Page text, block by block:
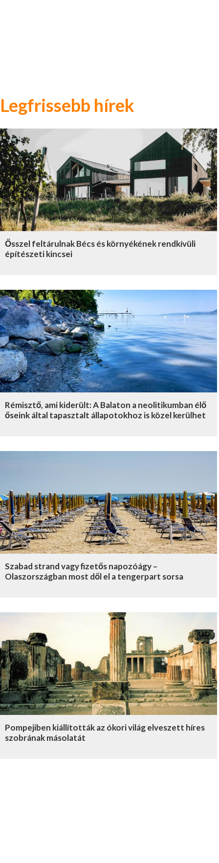
Legfrissebb hírek
Ősszel feltárulnak Bécs és környékének rendkívüli
építészeti kincsei
Rémisztő, ami kiderült: A Balaton a neolitikumban élő
őseink által tapasztalt állapotokhoz is közel kerülhet
Szabad strand vagy fizetős napozóágy –
Olaszországban most dől el a tengerpart sorsa
Pompejiben kiállították az ókori világ elveszett híres
szobrának másolatát